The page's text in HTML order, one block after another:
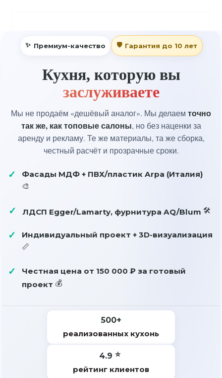
Премиум-качество Гарантия до 10 лет
Кухня, которую вы
заслуживаете
Мы не продаём «дешёвый аналог». Мы делаем точно
так же, как топовые салоны, но без наценки за
аренду и рекламу. Те же материалы, та же сборка,
честный расчёт и прозрачные сроки.
Фасады МДФ + ПВХ/пластик Arpa (Италия)
ЛДСП Egger/Lamarty, фурнитура AQ/Blum
Индивидуальный проект + 3D-визуализация
Честная цена от 150 000 ₽ за готовый
проект
500+
реализованных кухонь
4.9
рейтинг клиентов